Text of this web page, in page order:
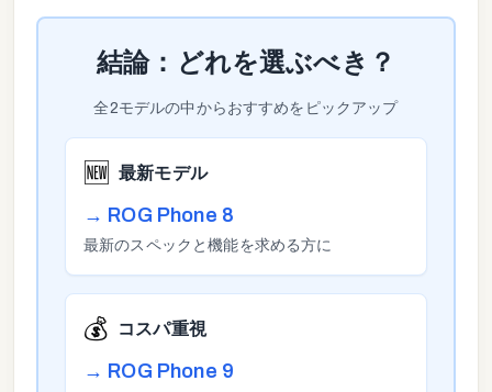
結論：どれを選ぶべき？
全2モデルの中からおすすめをピックアップ
🆕 最新モデル
→ ROG Phone 8
最新のスペックと機能を求める方に
💰 コスパ重視
→ ROG Phone 9